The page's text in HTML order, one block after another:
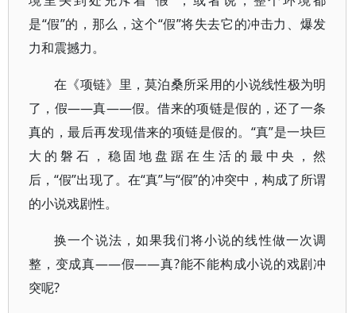
是“假”的，那么，这个“假”将失去它的冲击力、爆发
力和震撼力。
在《项链》里，莫泊桑所采用的小说线性极为明
了，假——真——假。借来的项链是假的，还了一条
真的，最后再发现借来的项链是假的。“真”是一块巨
大的磐石，稳固地盘踞在生活的最中央，然
后，“假”出现了。在“真”与“假”的冲突中，构成了所谓
的小说戏剧性。
换一个说法，如果我们将小说的线性做一次调
整，变成真——假——真?能不能构成小说的戏剧冲
突呢?